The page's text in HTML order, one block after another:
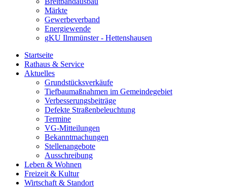
Märkte
Gewerbeverband
Energiewende
gKU Ilmmünster - Hettenshausen
Startseite
Rathaus & Service
Aktuelles
Grundstücksverkäufe
Tiefbaumaßnahmen im Gemeindegebiet
Verbesserungsbeiträge
Defekte Straßenbeleuchtung
Termine
VG-Mitteilungen
Bekanntmachungen
Stellenangebote
Ausschreibung
Leben & Wohnen
Freizeit & Kultur
Wirtschaft & Standort